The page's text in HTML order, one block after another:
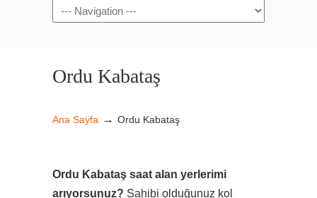
Navigation
Ordu Kabataş
Ana Sayfa → Ordu Kabataş
Ordu Kabataş saat alan yerlerimi
arıyorsunuz? Sahibi olduğunuz kol